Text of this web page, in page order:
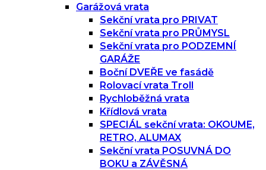
Garážová vrata
Sekční vrata pro PRIVAT
Sekční vrata pro PRŮMYSL
Sekční vrata pro PODZEMNÍ
GARÁŽE
Boční DVEŘE ve fasádě
Rolovací vrata Troll
Rychloběžná vrata
Křídlová vrata
SPECIÁL sekční vrata: OKOUME,
RETRO, ALUMAX
Sekční vrata POSUVNÁ DO
BOKU a ZÁVĚSNÁ